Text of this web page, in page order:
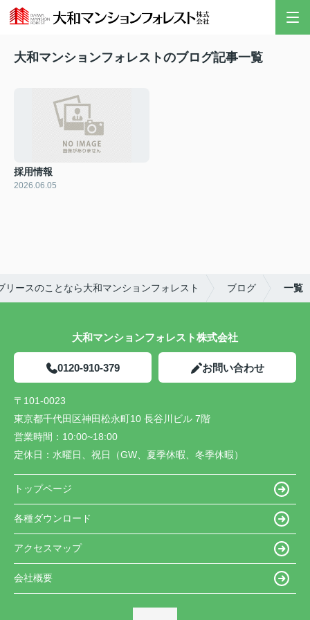
大和マンションフォレストのブログ記事一覧
採用情報
2026.06.05
リースのことなら大和マンションフォレスト ブログ 一覧
大和マンションフォレスト株式会社
0120-910-379 お問い合わせ
〒101-0023
東京都千代田区神田松永町10 長谷川ビル 7階
営業時間： 10:00~18:00
定休日： 水曜日、祝日（GW、夏季休暇、冬季休暇）
トップページ
各種ダウンロード
アクセスマップ
会社概要